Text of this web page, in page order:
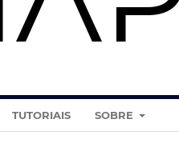
TUTORIAIS SOBRE